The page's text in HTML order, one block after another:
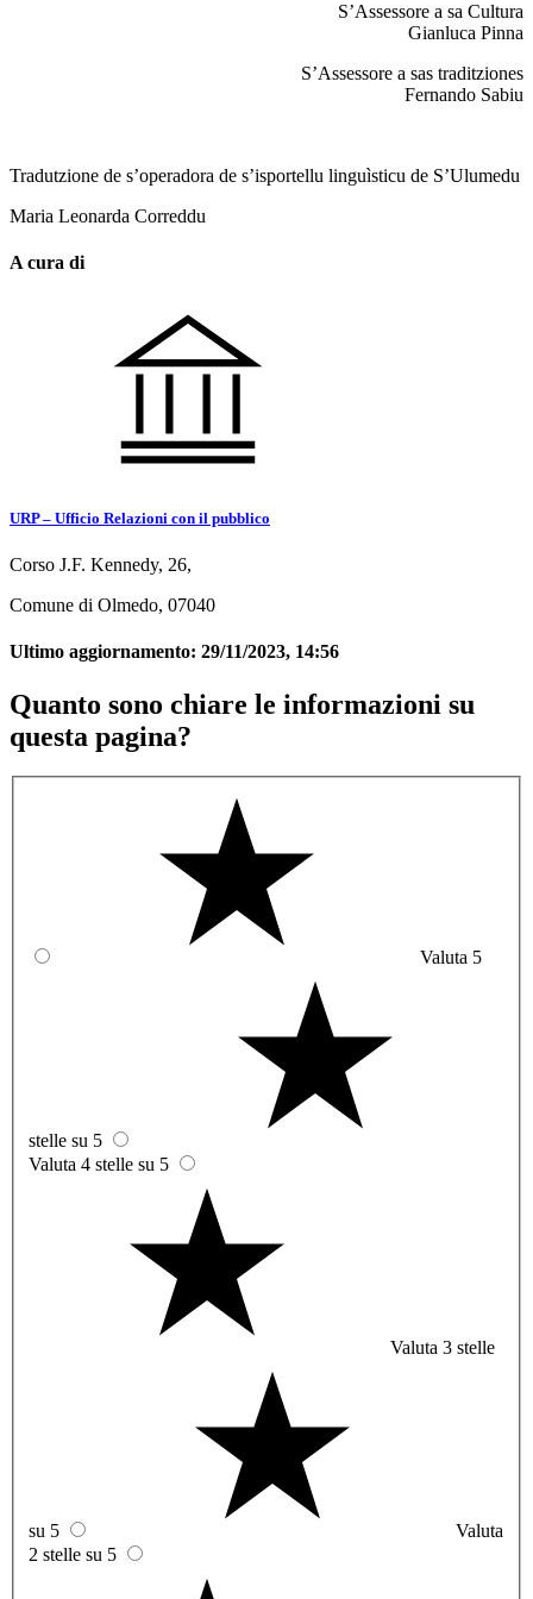
S’Assessore a sa Cultura
Gianluca Pinna
S’Assessore a sas traditziones
Fernando Sabiu
Tradutzione de s’operadora de s’isportellu linguìsticu de S’Ulumedu
Maria Leonarda Correddu
A cura di
URP – Ufficio Relazioni con il pubblico
Corso J.F. Kennedy, 26,
Comune di Olmedo, 07040
Ultimo aggiornamento: 29/11/2023, 14:56
Quanto sono chiare le informazioni su
questa pagina?
Valuta 5
stelle su 5
Valuta 4 stelle su 5
Valuta 3 stelle
su 5
Valuta
2 stelle su 5